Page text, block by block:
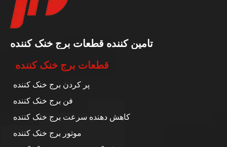
تامین کننده قطعات برج خنک کننده
قطعات برج خنک کننده
پر کردن برج خنک کننده
فن برج خنک کننده
کاهش دهنده سرعت برج خنک کننده
موتور برج خنک کننده